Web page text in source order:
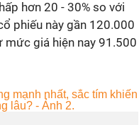
hơn 20 - 30% so với
phiếu này gần 120.000
giá hiện nay 91.500